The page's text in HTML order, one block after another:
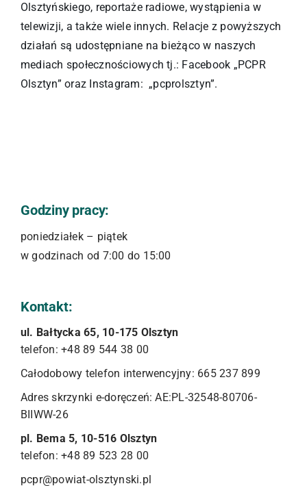
Olsztyńskiego, reportaże radiowe, wystąpienia w
telewizji, a także wiele innych. Relacje z powyższych
działań są udostępniane na bieżąco w naszych
mediach społecznościowych tj.: Facebook „PCPR
Olsztyn” oraz Instagram: „pcprolsztyn”.
Godziny pracy:
poniedziałek – piątek
w godzinach od 7:00 do 15:00
Kontakt:
ul. Bałtycka 65, 10-175 Olsztyn
telefon: +48 89 544 38 00
Całodobowy telefon interwencyjny: 665 237 899
Adres skrzynki e-doręczeń: AE:PL-32548-80706-
BIIWW-26
pl. Bema 5, 10-516 Olsztyn
telefon: +48 89 523 28 00
pcpr@powiat-olsztynski.pl